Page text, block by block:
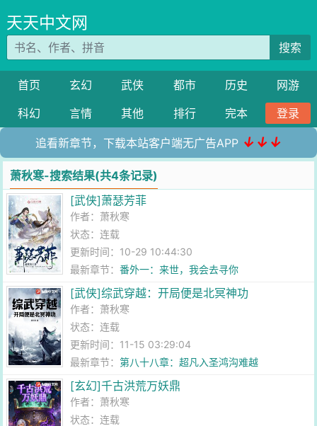
天天中文网
搜索
首页 玄幻 武侠 都市 历史
网游
科幻
言情 其他 排行 完本 登录
追看新章节，下载本站客户端无广告APP ↓↓↓
萧秋寒-搜索结果(共4条记录)
[武侠]萧瑟芳菲
作者： 萧秋寒
状态：连载
更新时间：10-29 10:44:30
最新章节：番外一：来世，我会去寻你
[武侠]综武穿越：开局便是北冥神功
作者： 萧秋寒
状态：连载
更新时间：11-15 03:29:04
最新章节：第八十八章：超凡入圣鸿沟难越
[玄幻]千古洪荒万妖鼎
作者： 萧秋寒
状态：连载